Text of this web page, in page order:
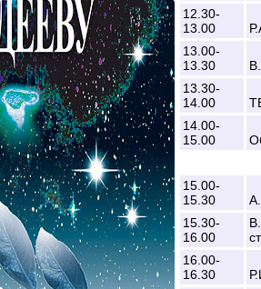
12.30-
13.00
13.00-
13.30
13.30-
14.00
14.00-
15.00
15.00-
15.30
15.30-
16.00
16.00-
16.30